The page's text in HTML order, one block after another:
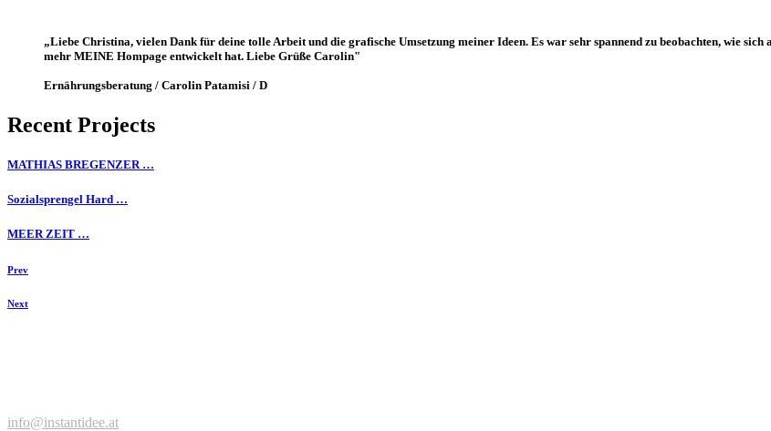
„Liebe Christina, vielen Dank für deine tolle Arbeit und die grafische Umsetzung meiner Ideen. Es war sehr spannend zu beobachten, wie
mehr MEINE Hompage entwickelt hat. Liebe Grüße Carolin"
Ernährungsberatung / Carolin Patamisi / D
Recent Projects
MATHIAS BREGENZER …
Sozialsprengel Hard …
MEER ZEIT …
Prev
Next
info@instantidee.at